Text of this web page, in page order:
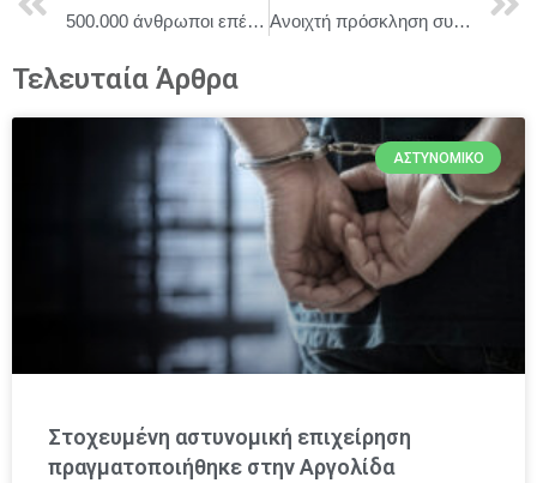
500.000 άνθρωποι επέστρεψαν στο βόρειο τμήμα της Γάζας
Ανοιχτή πρόσκληση συμμετοχής από την ΑΘΗΝΑ ΠΑΓΚΟΣΜΙΑ ΠΡΩΤΕΥΟΥΣΑ ΘΕΑΤΡΟΥ στο Διαγωνιστικό Τμήμα Σύγχρονης Ελληνικής Δραματουργίας
Τελευταία Άρθρα
ΑΣΤΥΝΟΜΙΚΌ
Στοχευμένη αστυνομική επιχείρηση
πραγματοποιήθηκε στην Αργολίδα